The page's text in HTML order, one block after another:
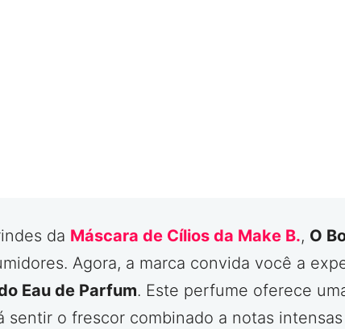
da Máscara de Cílios da Make B., O
Agora, a marca convida você a
Eau de Parfum. Este perfume oferece
o frescor combinado a notas